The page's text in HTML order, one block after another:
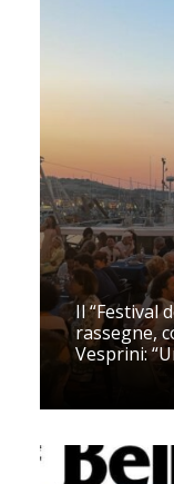
Il “Festival
rassegne,
Vesprini: